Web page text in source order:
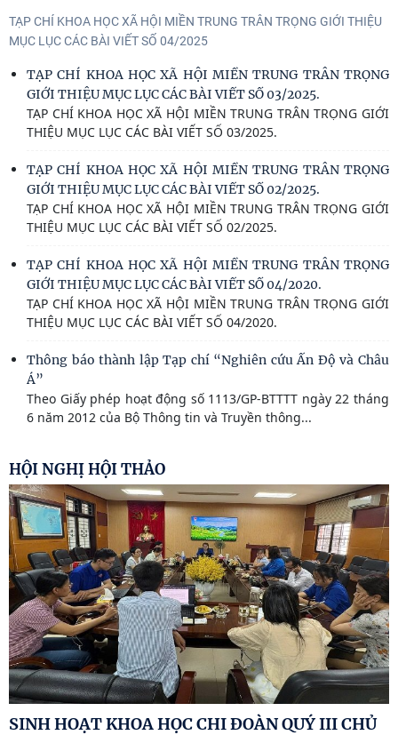
TẠP CHÍ KHOA HỌC XÃ HỘI MIỀN TRUNG TRÂN TRỌNG GIỚI THIỆU
MỤC LỤC CÁC BÀI VIẾT SỐ 04/2025
TẠP CHÍ KHOA HỌC XÃ HỘI MIỀN TRUNG TRÂN TRỌNG
GIỚI THIỆU MỤC LỤC CÁC BÀI VIẾT SỐ 03/2025.
TẠP CHÍ KHOA HỌC XÃ HỘI MIỀN TRUNG TRÂN TRỌNG GIỚI
THIỆU MỤC LỤC CÁC BÀI VIẾT SỐ 03/2025.
TẠP CHÍ KHOA HỌC XÃ HỘI MIỀN TRUNG TRÂN TRỌNG
GIỚI THIỆU MỤC LỤC CÁC BÀI VIẾT SỐ 02/2025.
TẠP CHÍ KHOA HỌC XÃ HỘI MIỀN TRUNG TRÂN TRỌNG GIỚI
THIỆU MỤC LỤC CÁC BÀI VIẾT SỐ 02/2025.
TẠP CHÍ KHOA HỌC XÃ HỘI MIỀN TRUNG TRÂN TRỌNG
GIỚI THIỆU MỤC LỤC CÁC BÀI VIẾT SỐ 04/2020.
TẠP CHÍ KHOA HỌC XÃ HỘI MIỀN TRUNG TRÂN TRỌNG GIỚI
THIỆU MỤC LỤC CÁC BÀI VIẾT SỐ 04/2020.
Thông báo thành lập Tạp chí “Nghiên cứu Ấn Độ và Châu
Á”
Theo Giấy phép hoạt động số 1113/GP-BTTTT ngày 22 tháng
6 năm 2012 của Bộ Thông tin và Truyền thông...
HỘI NGHỊ HỘI THẢO
SINH HOẠT KHOA HỌC CHI ĐOÀN QUÝ III CHỦ